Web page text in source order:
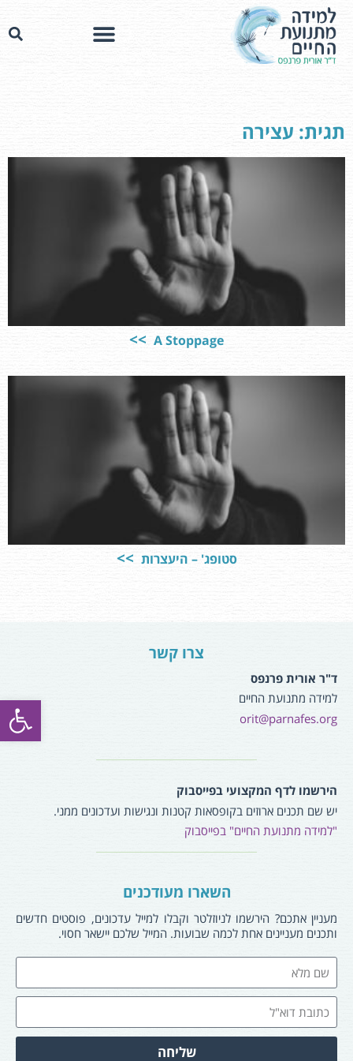
פתח
תגית: עצירה
A Stoppage
סטופג' – היעצרות
צרו קשר
ד"ר אורית פרנפס
למידה מתנועת החיים
orit@parnafes.org
הירשמו לדף המקצועי בפייסבוק
יש שם תכנים ארוזים בקופסאות קטנות ונגישות ועדכונים ממני.
"למידה מתנועת החיים" בפייסבוק
השארו מעודכנים
מעניין אתכם? הירשמו לניוזלטר וקבלו למייל עדכונים, פוסטים חדשים
ותכנים מעניינים אחת לכמה שבועות. המייל שלכם יישאר חסוי.
שליחה